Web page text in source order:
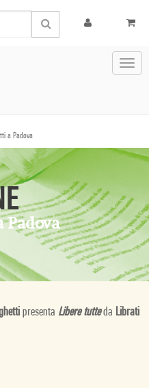
a Padova
presenta Libere tutteda Librati